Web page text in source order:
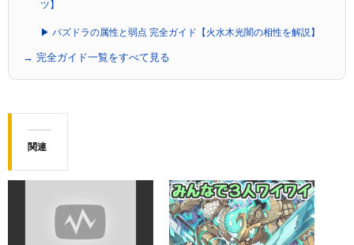
ツ】
▶ パズドラの属性と弱点 完全ガイド【火水木光闇の相性を解説】
→ 完全ガイド一覧をすべて見る
関連